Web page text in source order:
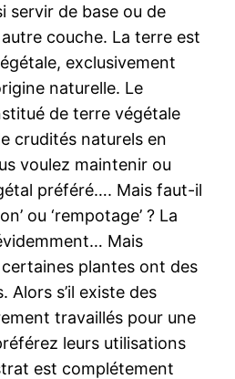
servir de base ou de
couche. La terre est
exclusivement
naturelle. Le
de terre végétale
crudités naturels en
voulez maintenir ou
préféré…. Mais faut-il
ou ‘rempotage’ ? La
Mais
plantes ont des
Alors s’il existe des
travaillés pour une
leurs utilisations
est complétement